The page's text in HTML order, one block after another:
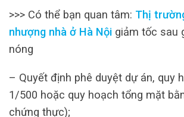
>>> Có thể bạn quan tâm: Thị
nhượng nhà ở Hà Nội giảm tốc sau
nóng
– Quyết định phê duyệt dự án, quy
1/500 hoặc quy hoạch tổng mặt
chứng thực);